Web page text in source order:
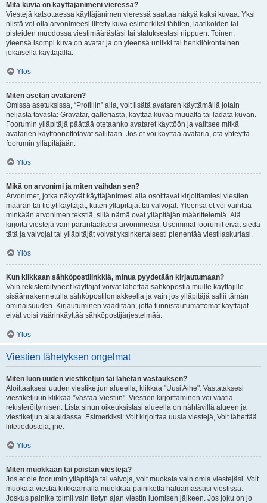
Mitä kuvia on käyttäjänimeni vieressä?
Viestejä katsottaessa käyttäjänimen vieressä saattaa näkyä kaksi kuvaa. Yksi
niistä voi olla arvonimeesi liitetty kuva esimerkiksi tähtien, laatikoiden tai
pisteiden muodossa viestimäärästäsi tai statuksestasi riippuen. Toinen,
yleensä isompi kuva on avatar ja on yleensä uniikki tai henkilökohtainen
jokaisella käyttäjällä.
Ylös
Miten asetan avataren?
Omissa asetuksissa, “Profiilin” alla, voit lisätä avataren käyttämällä jotain
neljästä tavasta: Gravatar, galleriasta, käyttää kuvaa muualta tai ladata kuvan.
Foorumin ylläpitäjä päättää otetaanko avataret käyttöön ja valitsee mitkä
avatarien käyttöönottotavat sallitaan. Jos et voi käyttää avataria, ota yhteyttä
foorumin ylläpitäjään.
Ylös
Mikä on arvonimi ja miten vaihdan sen?
Arvonimet, jotka näkyvät käyttäjänimesi alla osoittavat kirjoittamiesi viestien
määrän tai tietyt käyttäjät, kuten ylläpitäjät tai valvojat. Yleensä et voi vaihtaa
minkään arvonimen tekstiä, sillä nämä ovat ylläpitäjän määrittelemiä. Älä
kirjoita viestejä vain parantaaksesi arvonimeäsi. Useimmat foorumit eivät siedä
tätä ja valvojat tai ylläpitäjät voivat yksinkertaisesti pienentää viestilaskuriasi.
Ylös
Kun klikkaan sähköpostilinkkiä, minua pyydetään kirjautumaan?
Vain rekisteröityneet käyttäjät voivat lähettää sähköpostia muille käyttäjille
sisäänrakennetulla sähköpostilomakkeella ja vain jos ylläpitäjä sallii tämän
ominaisuuden. Kirjautuminen vaaditaan, jotta tunnistautumattomat käyttäjät
eivät voisi väärinkäyttää sähköpostijärjestelmää.
Ylös
Viestien lähetyksen ongelmat
Miten luon uuden viestiketjun tai lähetän vastauksen?
Aloittaaksesi uuden viestiketjun alueella, klikkaa "Uusi Aihe". Vastataksesi
viestiketjuun klikkaa "Vastaa Viestiin". Viestien kirjoittaminen voi vaatia
rekisteröitymisen. Lista sinun oikeuksistasi alueella on nähtävillä alueen ja
viestiketjun alalaidassa. Esimerkiksi: Voit kirjoittaa uusia viestejä, Voit lähettää
liitetiedostoja, jne.
Ylös
Miten muokkaan tai poistan viestejä?
Jos et ole foorumin ylläpitäjä tai valvoja, voit muokata vain omia viestejäsi. Voit
muokata viestiä klikkaamalla muokkaa-painiketta haluamassasi viestissä.
Joskus painike toimii vain tietyn ajan viestin luomisen jälkeen. Jos joku on jo